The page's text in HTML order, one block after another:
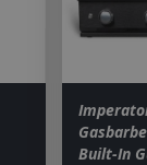
Built-In